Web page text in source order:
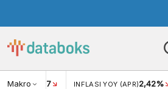
Makro
USD/IDR 17 INFLASI YOY (APR)2,42%